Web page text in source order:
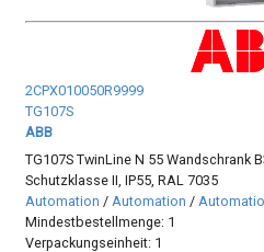
2CPX010050R9999
TG107S
ABB
TG107S TwinLine N 55 Wandschrank
Schutzklasse II, IP55, RAL 7035
Automation / Automation /
Mindestbestellmenge: 1
Verpackungseinheit: 1